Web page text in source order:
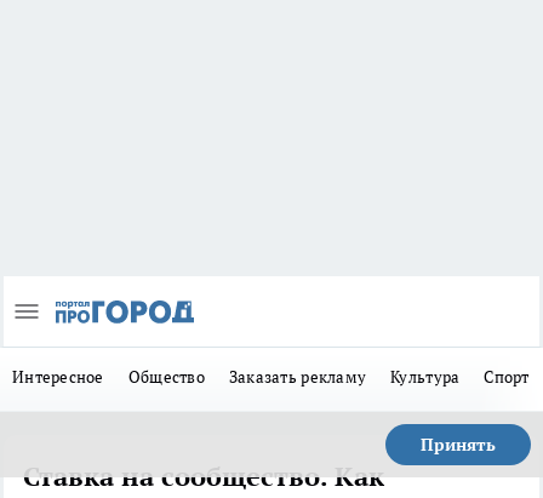
Интересное Общество Заказать рекламу Культура Спорт
Принять
Ставка на сообщество. Как